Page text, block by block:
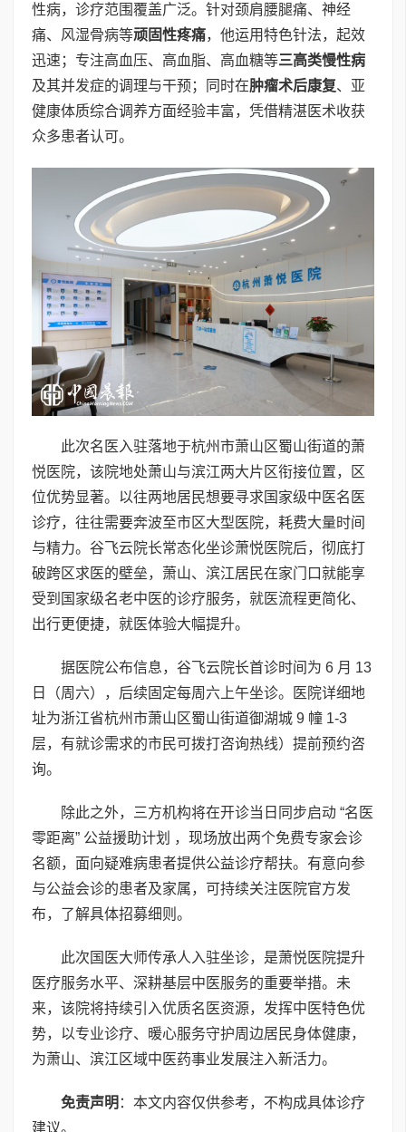
性病，诊疗范围覆盖广泛。针对颈肩腰腿痛、神经
痛、风湿骨病等顽固性疼痛，他运用特色针法，起效
迅速；专注高血压、高血脂、高血糖等三高类慢性病
及其并发症的调理与干预；同时在肿瘤术后康复、亚
健康体质综合调养方面经验丰富，凭借精湛医术收获
众多患者认可。
此次名医入驻落地于杭州市萧山区蜀山街道的萧
悦医院，该院地处萧山与滨江两大片区衔接位置，区
位优势显著。以往两地居民想要寻求国家级中医名医
诊疗，往往需要奔波至市区大型医院，耗费大量时间
与精力。谷飞云院长常态化坐诊萧悦医院后，彻底打
破跨区求医的壁垒，萧山、滨江居民在家门口就能享
受到国家级名老中医的诊疗服务，就医流程更简化、
出行更便捷，就医体验大幅提升。
据医院公布信息，谷飞云院长首诊时间为 6 月 13
日（周六），后续固定每周六上午坐诊。医院详细地
址为浙江省杭州市萧山区蜀山街道御湖城 9 幢 1-3
层，有就诊需求的市民可拨打咨询热线）提前预约咨
询。
除此之外，三方机构将在开诊当日同步启动 “名医
零距离” 公益援助计划 ，现场放出两个免费专家会诊
名额，面向疑难病患者提供公益诊疗帮扶。有意向参
与公益会诊的患者及家属，可持续关注医院官方发
布，了解具体招募细则。
此次国医大师传承人入驻坐诊，是萧悦医院提升
医疗服务水平、深耕基层中医服务的重要举措。未
来，该院将持续引入优质名医资源，发挥中医特色优
势，以专业诊疗、暖心服务守护周边居民身体健康，
为萧山、滨江区域中医药事业发展注入新活力。
免责声明 ：本文内容仅供参考，不构成具体诊疗
建议。